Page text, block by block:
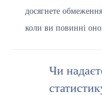
досягнете
коли ви повинні
Чи